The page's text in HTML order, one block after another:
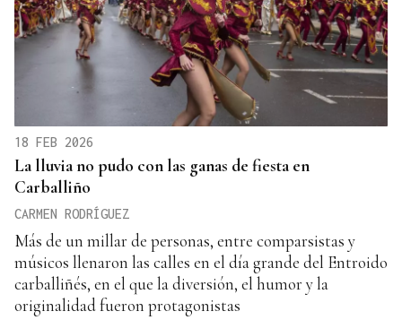
18 FEB 2026
La lluvia no pudo con las ganas de fiesta en
Carballiño
CARMEN RODRÍGUEZ
Más de un millar de personas, entre comparsistas y
músicos llenaron las calles en el día grande del Entroido
carballiñés, en el que la diversión, el humor y la
originalidad fueron protagonistas